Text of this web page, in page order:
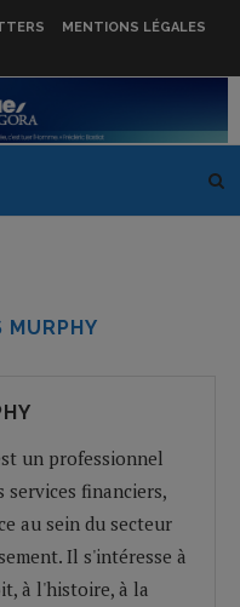
MENTIONS LÉGALES
MURPHY
un professionnel
services financiers,
au sein du secteur
Il s'intéresse à
à l'histoire, à la